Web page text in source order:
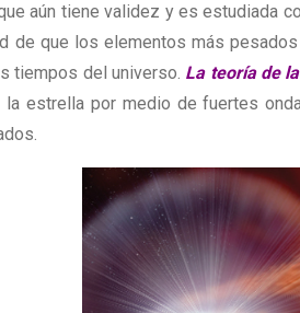
tiene validez y es estudiada
de que los elementos más
tiempos del universo. La teoría de
estrella por medio de fuertes